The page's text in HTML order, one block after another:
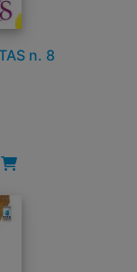
n. 8